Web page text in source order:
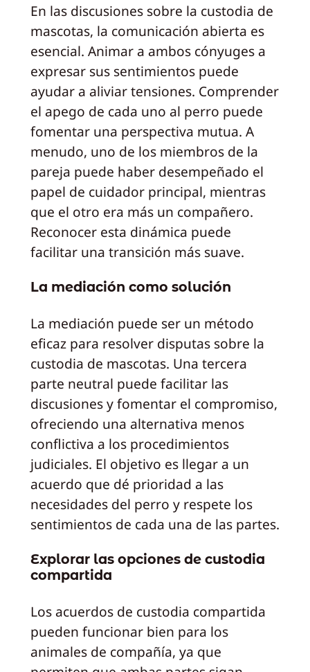
En las discusiones sobre la custodia de
mascotas, la comunicación abierta es
esencial. Animar a ambos cónyuges a
expresar sus sentimientos puede
ayudar a aliviar tensiones. Comprender
el apego de cada uno al perro puede
fomentar una perspectiva mutua. A
menudo, uno de los miembros de la
pareja puede haber desempeñado el
papel de cuidador principal, mientras
que el otro era más un compañero.
Reconocer esta dinámica puede
facilitar una transición más suave.
La mediación como solución
La mediación puede ser un método
eficaz para resolver disputas sobre la
custodia de mascotas. Una tercera
parte neutral puede facilitar las
discusiones y fomentar el compromiso,
ofreciendo una alternativa menos
conflictiva a los procedimientos
judiciales. El objetivo es llegar a un
acuerdo que dé prioridad a las
necesidades del perro y respete los
sentimientos de cada una de las partes.
Explorar las opciones de custodia
compartida
Los acuerdos de custodia compartida
pueden funcionar bien para los
animales de compañía, ya que